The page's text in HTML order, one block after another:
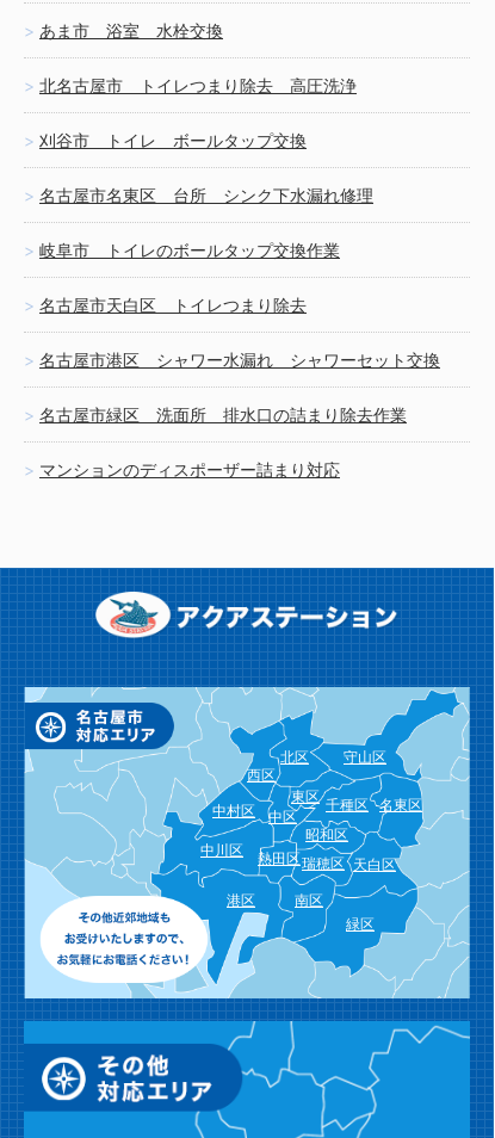
あま市 浴室 水栓交換
北名古屋市 トイレつまり除去 高圧洗浄
刈谷市 トイレ ボールタップ交換
名古屋市名東区 台所 シンク下水漏れ修理
岐阜市 トイレのボールタップ交換作業
名古屋市天白区 トイレつまり除去
名古屋市港区 シャワー水漏れ シャワーセット交換
名古屋市緑区 洗面所 排水口の詰まり除去作業
マンションのディスポーザー詰まり対応
北区
西区
守山区
東区 名東区
千種区
中区
中村区
昭和区
天白区
瑞穂区
熱田区
中川区
緑区
南区
港区